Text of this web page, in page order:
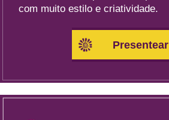
com muito estilo e criatividade.
Presentear